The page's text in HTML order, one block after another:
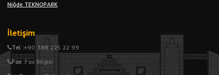
Niğde TEKNOPARK
İletişim
Tel :+90 388 225 22 99
Fax :Fax Bilgisi